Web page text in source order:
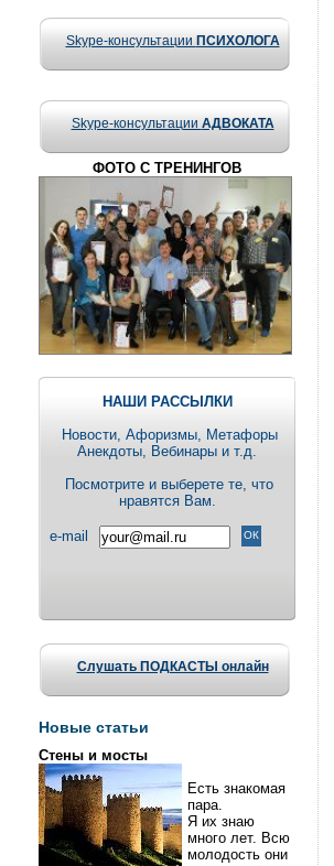
Skype-консультации ПСИХОЛОГА
Skype-консультации АДВОКАТА
ФОТО С ТРЕНИНГОВ
НАШИ РАССЫЛКИ
Новости, Aфоризмы, Метафоры
Анекдоты, Вебинары и т.д.
Посмотрите и выберете те, что
нравятся Вам.
e-mail
Слушать ПОДКАСТЫ онлайн
Новые статьи
Стены и мосты
Есть знакомая
пара.
Я их знаю
много лет. Всю
молодость они